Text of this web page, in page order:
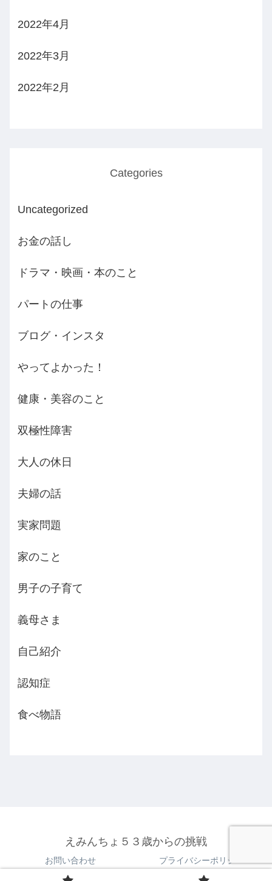
2022年4月
2022年3月
2022年2月
Categories
Uncategorized
お金の話し
ドラマ・映画・本のこと
パートの仕事
ブログ・インスタ
やってよかった！
健康・美容のこと
双極性障害
大人の休日
夫婦の話
実家問題
家のこと
男子の子育て
義母さま
自己紹介
認知症
食べ物語
えみんちょ５３歳からの挑戦
お問い合わせ プライバシーポリシー